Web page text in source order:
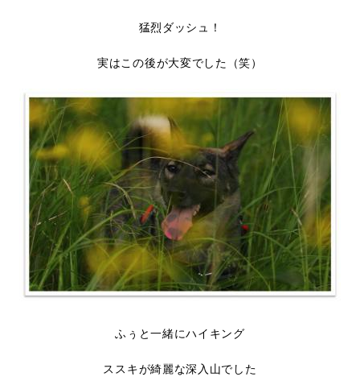
猛烈ダッシュ！
実はこの後が大変でした（笑）
ふぅと一緒にハイキング
ススキが綺麗な深入山でした